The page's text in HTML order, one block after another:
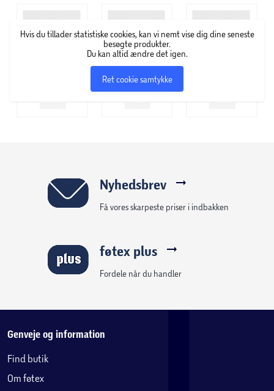
Hvis du tillader statistiske cookies, kan vi nemt vise dig dine seneste
besøgte produkter.
Du kan altid ændre det igen.
Ret cookie samtykke
Nyhedsbrev
Få vores skarpeste priser i indbakken
føtex plus
Fordele når du handler
Genveje og information
Find butik
Om føtex